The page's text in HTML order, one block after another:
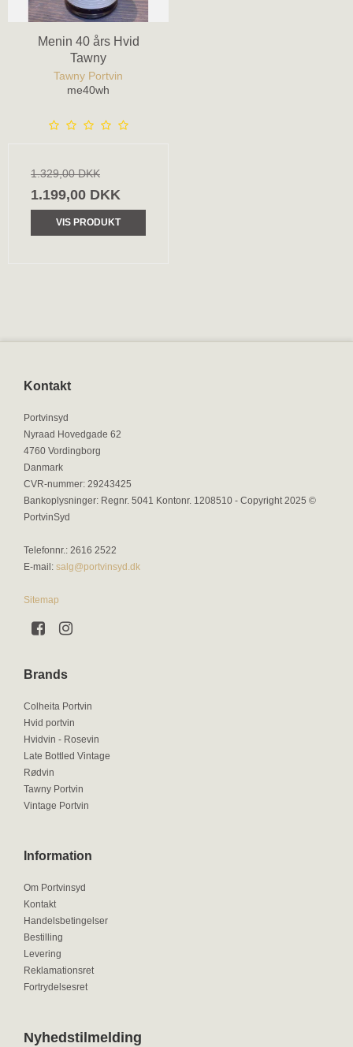
Menin 40 års Hvid
Tawny
Tawny Portvin
me40wh
1.329,00 DKK
1.199,00 DKK
VIS PRODUKT
Kontakt
Portvinsyd
Nyraad Hovedgade 62
4760 Vordingborg
Danmark
CVR-nummer: 29243425
Bankoplysninger: Regnr. 5041 Kontonr. 1208510 - Copyright 2025 ©
PortvinSyd
Telefonnr. : 2616 2522
E-mail: salg@portvinsyd.dk
Sitemap
Brands
Colheita Portvin
Hvid portvin
Hvidvin - Rosevin
Late Bottled Vintage
Rødvin
Tawny Portvin
Vintage Portvin
Information
Om Portvinsyd
Kontakt
Handelsbetingelser
Bestilling
Levering
Reklamationsret
Fortrydelsesret
Nyhedstilmelding